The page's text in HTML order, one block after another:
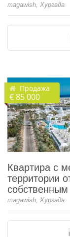
magawish, Хургада
Продажа
€ 85 000
Квартира с
территории
magawish, Хургада